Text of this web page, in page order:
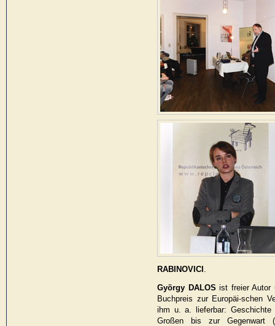
RABINOVICI
György DALOS ist freier Autor
Buchpreis zur Europäi-schen
ihm u. a. lieferbar: Geschichte
Großen bis zur Gegenwart